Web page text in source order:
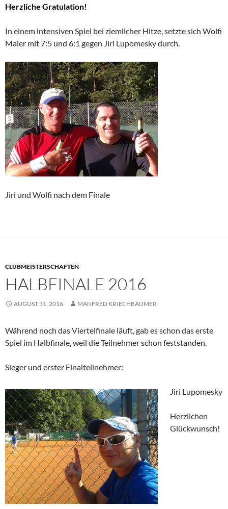
Herzliche Gratulation!
In einem intensiven Spiel bei ziemlicher Hitze, setzte sich Wolfi
Maier mit 7:5 und 6:1 gegen Jiri Lupomesky durch.
Jiri und Wolfi nach dem Finale
CLUBMEISTERSCHAFTEN
HALBFINALE 2016
AUGUST 31, 2016 MANFRED KRIECHBAUMER
Während noch das Viertelfinale läuft, gab es schon das erste
Spiel im Halbfinale, weil die Teilnehmer schon feststanden.
Sieger und erster Finalteilnehmer:
Jiri Lupomesky
Herzlichen
Glückwunsch!